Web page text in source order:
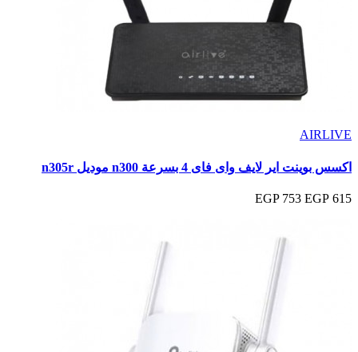
AIRLIVE
اكسس بوينت اير لايف واى فاى 4 بسرعة n300 موديل n305r
615 EGP
753 EGP